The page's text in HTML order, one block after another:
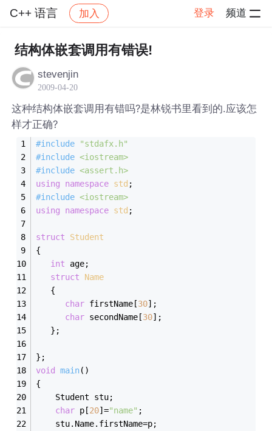
C++ 语言 加入 登录 频道
社区 C++ 语言 帖子详情
结构体嵌套调用有错误!
stevenjin
2009-04-20
这种结构体嵌套调用有错吗?是林锐书里看到的.应该怎
样才正确?
#include
"stdafx.h"
#include <iostream>
#include <assert.h>
using
namespace std ;
#include <iostream>
using
namespace std ;
struct
Student
{
int age;
struct
Name
   {
char firstName[30];
char secondName[30];
   };
};
void
main()
{
    Student stu;
char p[20]="name" ;
	stu.Name.firstName=p;